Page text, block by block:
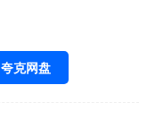
夸克网盘